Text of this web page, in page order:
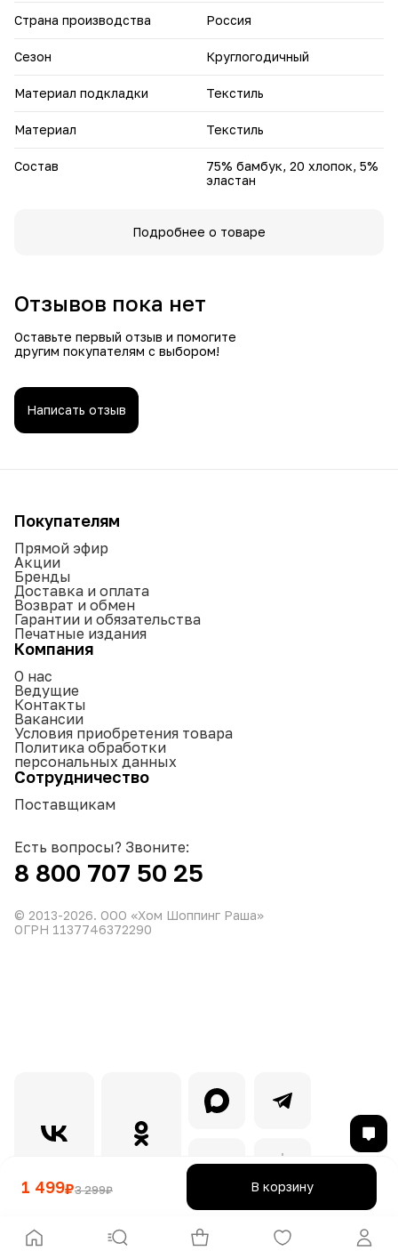
Мягкие и комфортные: классические боксеры
добавлением бамбука, что обеспечивает комфорт и
мягкость.
обеспечивает комфортную посадку.
Набор мужских трусов "Роланд" - это идеальный выбор
для мужчин, которые ценят комфорт и качество!
Страна производства Россия
Сезон Круглогодичный
Материал подкладки Текстиль
Материал Текстиль
Состав
75% бамбук, 20 хлопок, 5%
эластан
Подробнее о товаре
1 499₽3 299₽ В корзину
Отзывов пока нет
Оставьте первый отзыв и помогите
другим покупателям с выбором!
Написать отзыв
Покупателям
Прямой эфир
Акции
Бренды
Доставка и оплата
Возврат и обмен
Гарантии и обязательства
Печатные издания
Компания
О нас
Ведущие
Контакты
Вакансии
Условия приобретения товара
Политика обработки
персональных данных
Сотрудничество
Поставщикам
Есть вопросы? Звоните:
8 800 707 50 25
© 2013-2026. ООО «Хом Шоппинг Раша»
ОГРН 1137746372290